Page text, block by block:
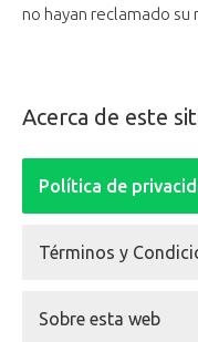
no hayan reclamado
Acerca de este
Política de
Términos y
Sobre esta web